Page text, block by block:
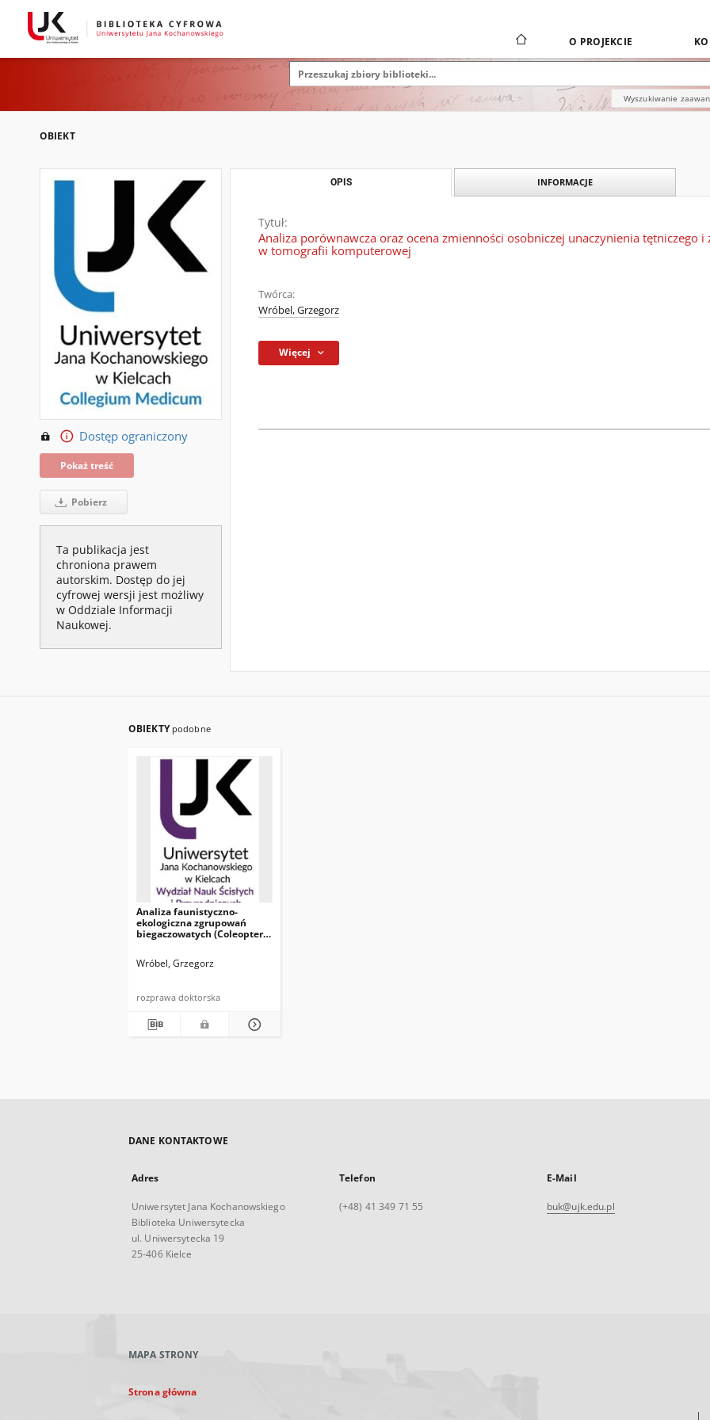
O PROJEKCIE
Wyszukiwanie
OBIEKT
Dostęp ograniczony
Pokaż treść
Pobierz
Ta publikacja jest
chroniona prawem
autorskim. Dostęp do jej
cyfrowej wersji jest możliwy
w Oddziale Informacji
Naukowej.
OPIS INFORMACJE
Tytuł:
Analiza porównawcza oraz ocena zmienności osobniczej unaczynienia tętniczego
w tomografii komputerowej
Twórca:
Wróbel, Grzegorz
Więcej
OBIEKTY podobne
Analiza faunistyczno-
ekologiczna zgrupowań
biegaczowatych (Coleoptera,
Świętokrzyskich
Wróbel, Grzegorz
rozprawa doktorska
DANE KONTAKTOWE
Adres
Uniwersytet Jana Kochanowskiego
Biblioteka Uniwersytecka
ul. Uniwersytecka 19
25-406 Kielce
Telefon
(+48) 41 349 71 55
E-Mail
buk@ujk.edu.pl
MAPA STRONY
Strona główna